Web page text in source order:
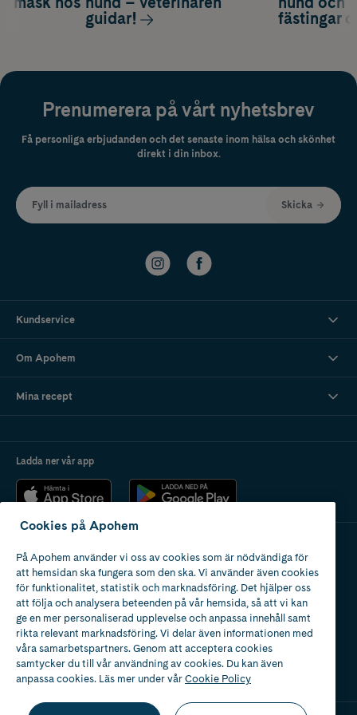
fästingar
guidar!
Prenumerera på vårt nyhetsbrev
Få personliga erbjudanden och det senaste inom hälsa och skönhet
direkt i din inbox.
Fyll i mailadress Skicka
Kundservice
Om Apohem
Mina recept
Ladda ner vår app
Apotek med tillstånd
av Läkemedelsverket
Cookies på Apohem
På Apohem använder vi oss av cookies som är nödvändiga för
att hemsidan ska fungera som den ska. Vi använder även cookies
för funktionalitet, statistik och marknadsföring. Det hjälper oss
att följa och analysera beteenden på vår hemsida, så att vi kan
ge en mer personaliserad upplevelse och anpassa innehåll samt
rikta relevant marknadsföring. Vi delar även informationen med
våra samarbetspartners. Genom att acceptera cookies
samtycker du till vår användning av cookies. Du kan även
anpassa cookies. Läs mer under vårCookie Policy